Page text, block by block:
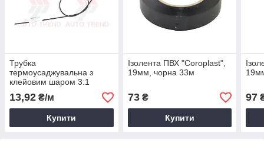
Трубка
термоусаджувальна з
клейовим шаром 3:1
чорна 3,2/1,0мм 1м
13,92 ₴/м
Купити
Ізолента ПВХ "Coroplast",
19мм, чорна 33м
73₴
Купити
97